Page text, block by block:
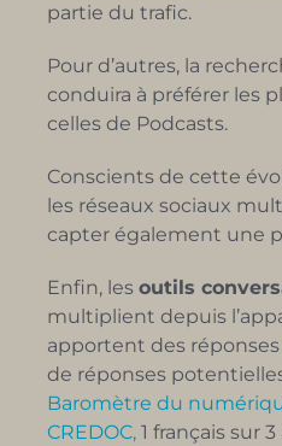
partie du trafic.
Pour d’autres, la
conduira à préférer les
celles de Podcasts.
Conscients de cette
les réseaux sociaux
capter également une
Enfin, les outils
multiplient depuis
apportent des
de réponses
Baromètre du
CREDOC,1 français sur